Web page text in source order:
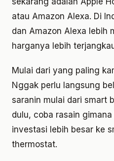
atau Amazon Alexa. Di
dan Amazon Alexa lebih
harganya lebih
Mulai dari yang paling
Nggak perlu langsung
saranin mulai dari smart
dulu, coba rasain
investasi lebih besar ke
thermostat.